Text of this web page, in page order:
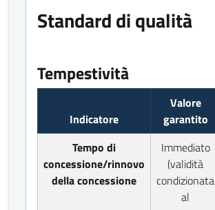
Standard di qualità
Tempestività
Indicatore
Valore
garantito
Tempo di
concessione/rinnovo
della concessione
Immediato
(validità
condizionata
al